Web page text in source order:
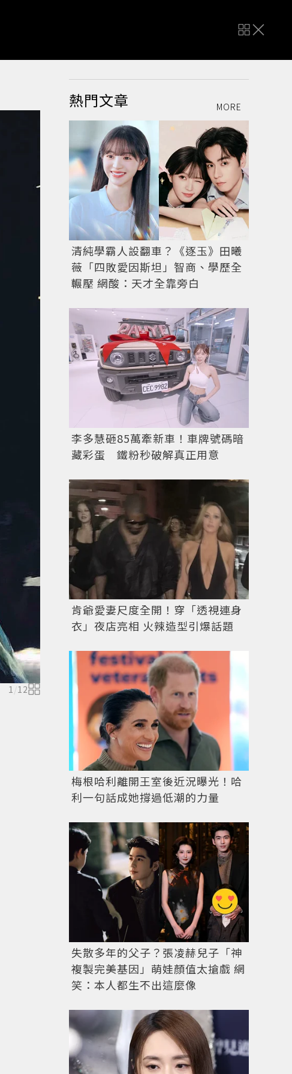
1 /12
碧昂絲「Formation」 World Tour 巡演服裝由
Roberto Cavalli提供
熱門文章 MORE
清純學霸人設翻車？《逐玉》田曦
薇「四敗愛因斯坦」智商、學歷全
輾壓 網酸：天才全靠旁白
李多慧砸85萬牽新車！車牌號碼暗
藏彩蛋 鐵粉秒破解真正用意
肯爺愛妻尺度全開！穿「透視連身
衣」夜店亮相 火辣造型引爆話題
梅根哈利離開王室後近況曝光！哈
利一句話成她撐過低潮的力量
失散多年的父子？張凌赫兒子「神
複製完美基因」萌娃顏值太搶戲 網
笑：本人都生不出這麼像